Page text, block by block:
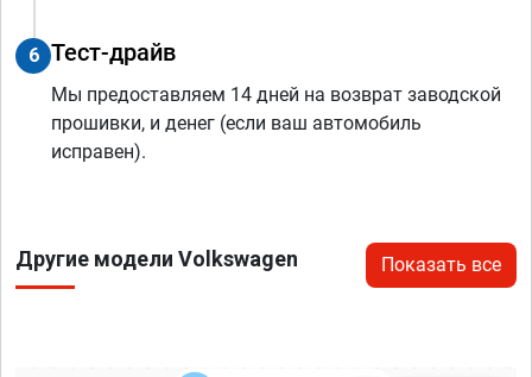
6 Тест-драйв
Мы предоставляем 14 дней на возврат заводской
прошивки, и денег (если ваш автомобиль
исправен).
Другие модели Volkswagen Показать все